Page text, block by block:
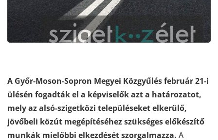
A Győr-Moson-Sopron Megyei Közgyűlés február 21-i
ülésén fogadták el a képviselők azt a határozatot,
mely az alsó-szigetközi településeket elkerülő,
jövőbeli közút megépítéséhez szükséges előkészítő
munkák mielőbbi elkezdését szorgalmazza. A